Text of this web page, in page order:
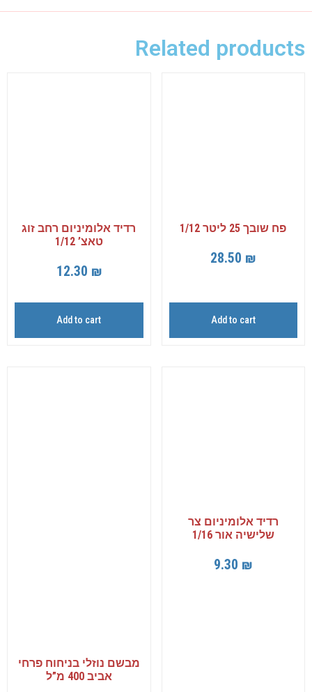
Related products
פח שובך 25 ליטר 1/12
28.50 ₪
Add to cart
רדיד אלומיניום רחב זוג
טאצ’ 1/12
12.30 ₪
Add to cart
רדיד אלומיניום צר
שלישיה אור 1/16
9.30 ₪
מבשם נוזלי בניחוח פרחי
אביב 400 מ”ל